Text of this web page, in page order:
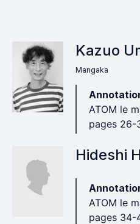
Kazuo
Mangaka
ATOM le
pages 26-
Hideshi
ATOM le
pages 34-